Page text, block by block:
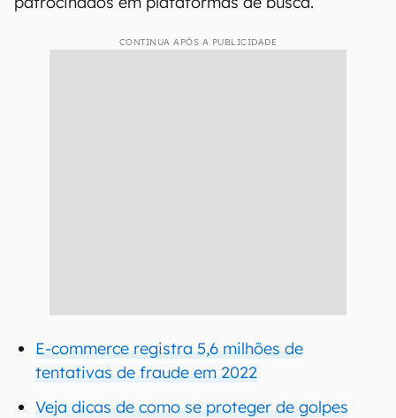
CONTINUA APÓS A PUBLICIDADE
E-commerce registra 5,6 milhões de
tentativas de fraude em 2022
Veja dicas de como se proteger de golpes